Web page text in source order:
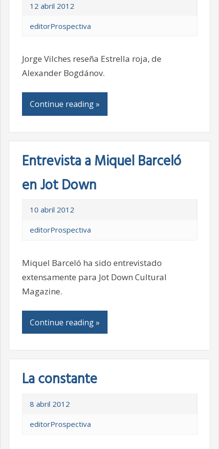
12 abril 2012
editorProspectiva
Jorge Vilches reseña Estrella roja, de
Alexander Bogdánov.
Continue reading »
Entrevista a Miquel Barceló
en Jot Down
10 abril 2012
editorProspectiva
Miquel Barceló ha sido entrevistado
extensamente para Jot Down Cultural
Magazine.
Continue reading »
La constante
8 abril 2012
editorProspectiva